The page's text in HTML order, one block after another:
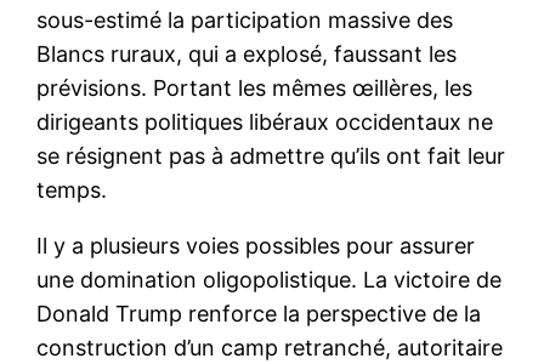
sous-estimé la participation massive des
Blancs ruraux, qui a explosé, faussant les
prévisions. Portant les mêmes œillères, les
dirigeants politiques libéraux occidentaux ne
se résignent pas à admettre qu’ils ont fait leur
temps.
Il y a plusieurs voies possibles pour assurer
une domination oligopolistique. La victoire de
Donald Trump renforce la perspective de la
construction d’un camp retranché, autoritaire